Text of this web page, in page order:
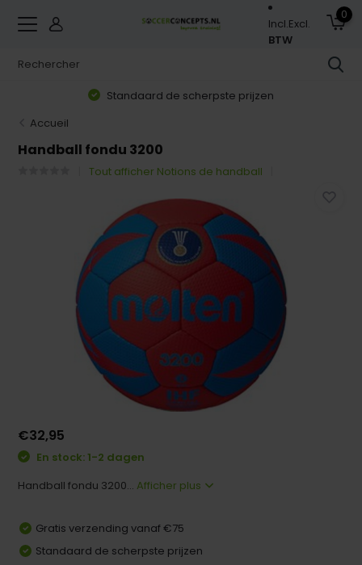
Incl.Excl.
BTW
0
Standaard de scherpste prijzen
Accueil
Handball fondu 3200
Tout afficher Notions de handball
€32,95
En stock: 1-2 dagen
Handball fondu 3200... Afficher plus
Gratis verzending vanaf €75
Standaard de scherpste prijzen